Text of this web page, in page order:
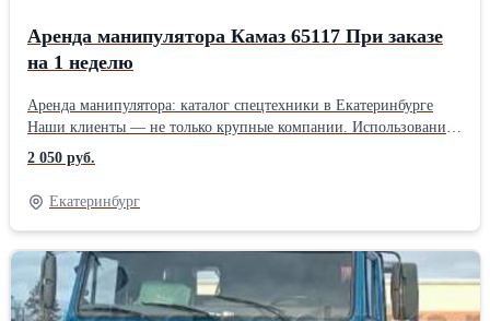
Аренда манипулятора Камаз 65117 При заказе
на 1 неделю
Аренда манипулятора: каталог спецтехники в Екатеринбурге
Наши клиенты — не только крупные компании. Использование
спецтехники может понадобиться не только в рамках
строительного процесса, но и при выполнении ряда бытовых
задач, связанных с необходимостью транспортировки и
перемещения на объекте больших и тяжелых грузов. Мы
предлагаем аренду манипулятора Daewoo Novus. Эта
современная модель универсального спецтранспорта позволит
Вам осуществить: * Перевозка строительных материалов и
крупногабаритных грузов. Маневренность машины позволит с
2 050 руб.
Екатеринбург